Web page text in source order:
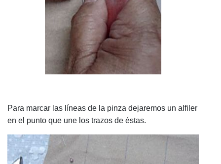
Para marcar las líneas de la pinza dejaremos un alfiler
en el punto que une los trazos de éstas.